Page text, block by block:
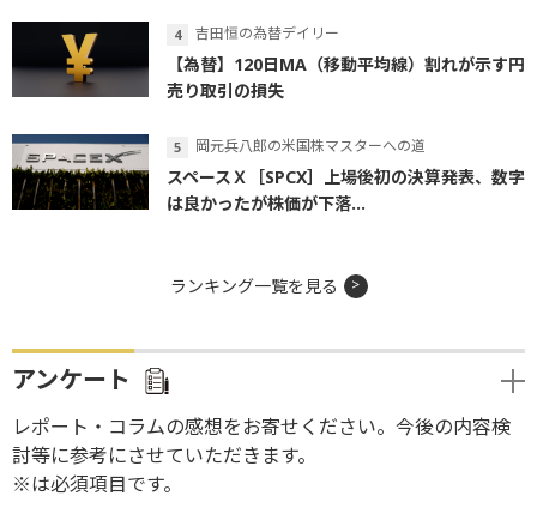
吉田恒の為替デイリー
【為替】120日MA（移動平均線）割れが示す円
売り取引の損失
岡元兵八郎の米国株マスターへの道
スペースＸ［SPCX］上場後初の決算発表、数字
は良かったが株価が下落...
ランキング一覧を見る
アンケート
レポート・コラムの感想をお寄せください。今後の内容検
討等に参考にさせていただきます。
※は必須項目です。